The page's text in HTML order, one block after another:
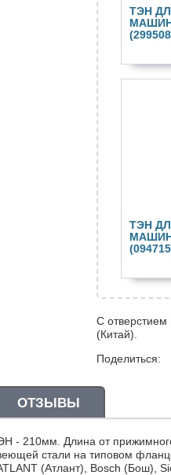
ТЭН
ТЭН
С
(Китай).
Поделиться:
ОТЗЫВЫ
- 210мм. Длина от
стали на типовом
(Атлант), Bosch (Бош),